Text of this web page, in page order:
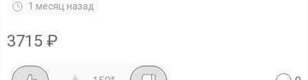
1 месяц назад
3715 ₽